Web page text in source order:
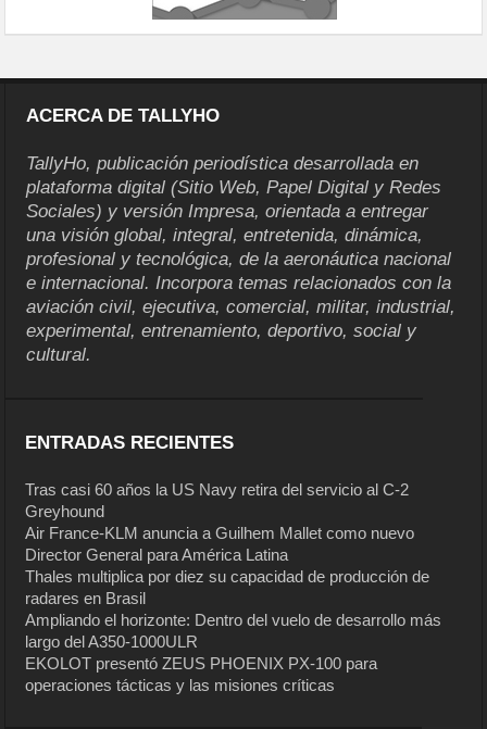
ACERCA DE TALLYHO
TallyHo, publicación periodística desarrollada en
plataforma digital (Sitio Web, Papel Digital y Redes
Sociales) y versión Impresa, orientada a entregar
una visión global, integral, entretenida, dinámica,
profesional y tecnológica, de la aeronáutica nacional
e internacional. Incorpora temas relacionados con la
aviación civil, ejecutiva, comercial, militar, industrial,
experimental, entrenamiento, deportivo, social y
cultural.
ENTRADAS RECIENTES
Tras casi 60 años la US Navy retira del servicio al C-2
Greyhound
Air France-KLM anuncia a Guilhem Mallet como nuevo
Director General para América Latina
Thales multiplica por diez su capacidad de producción de
radares en Brasil
Ampliando el horizonte: Dentro del vuelo de desarrollo más
largo del A350-1000ULR
EKOLOT presentó ZEUS PHOENIX PX-100 para
operaciones tácticas y las misiones críticas